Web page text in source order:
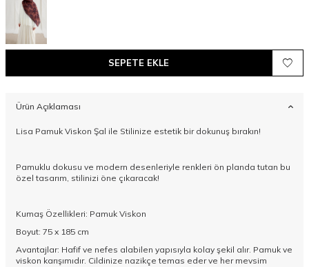
SEPETE EKLE
Ürün Açıklaması
Lisa Pamuk Viskon Şal ile Stilinize estetik bir dokunuş bırakın!
Pamuklu dokusu ve modern desenleriyle renkleri ön planda tutan bu
özel tasarım, stilinizi öne çıkaracak!
Kumaş Özellikleri: Pamuk Viskon
Boyut: 75 x 185 cm
Avantajlar: Hafif ve nefes alabilen yapısıyla kolay şekil alır. Pamuk ve
viskon karışımıdır. Cildinize nazikçe temas eder ve her mevsim